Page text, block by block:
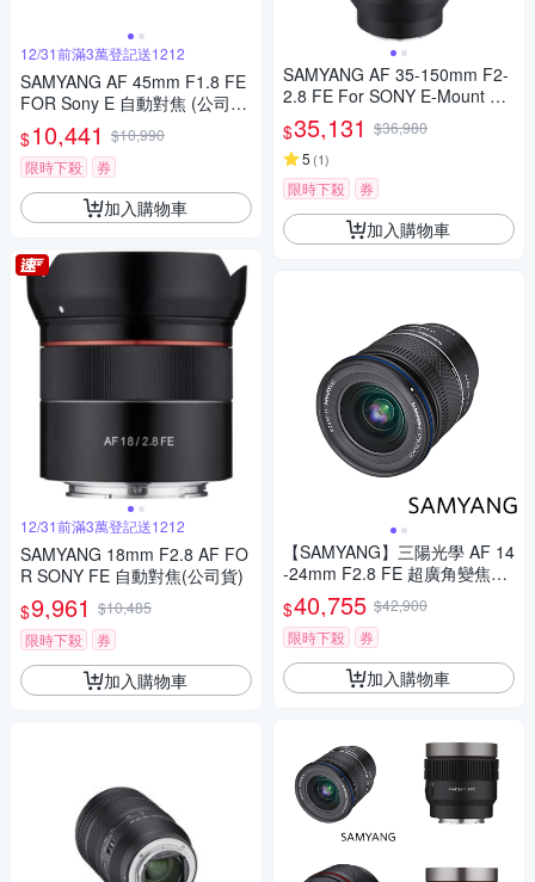
12/31前滿3萬登記送1212
SAMYANG AF 45mm F1.8 FE
FOR Sony E 自動對焦 (公司
貨)
$10,441 $10,990
限時下殺
券
加入購物車
12/31前滿3萬登記送1212
SAMYANG 18mm F2.8 AF FO
R SONY FE 自動對焦(公司貨)
$9,961 $10,485
限時下殺
券
加入購物車
SAMYANG AF 35-150mm F2-
2.8 FE For SONY E-Mount 自
動對焦鏡頭 公司貨
$35,131 $36,980
5 (1)
限時下殺 券
加入購物車
【SAMYANG】三陽光學 AF 14
-24mm F2.8 FE 超廣角變焦鏡
頭 公司貨
$40,755 $42,900
限時下殺
券
加入購物車